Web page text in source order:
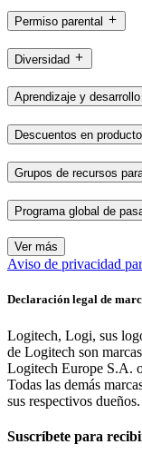
Permiso parental
Diversidad
Aprendizaje y desarrollo
Descuentos en
Grupos de recursos
Programa global de
Ver más
Aviso de privacidad
Declaración legal de
Logitech, Logi, sus
de Logitech son
Logitech Europe S.A.
Todas las demás
sus respectivos dueños.
Suscríbete para